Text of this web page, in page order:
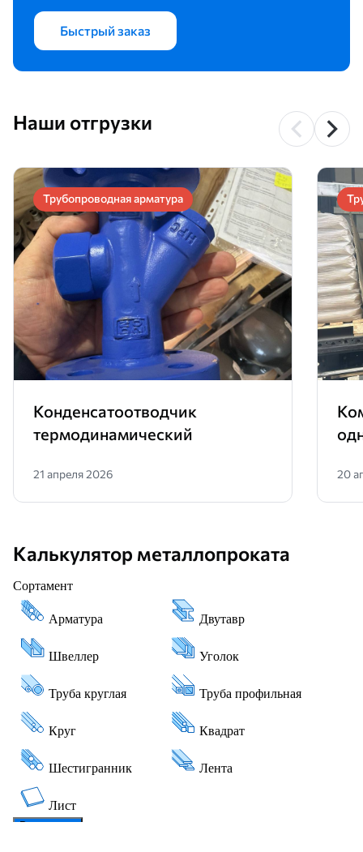
Быстрый заказ
Наши отгрузки
Трубопроводная арматура
Конденсатоотводчик
термодинамический
21 апреля 2026 20
Калькулятор металлопроката